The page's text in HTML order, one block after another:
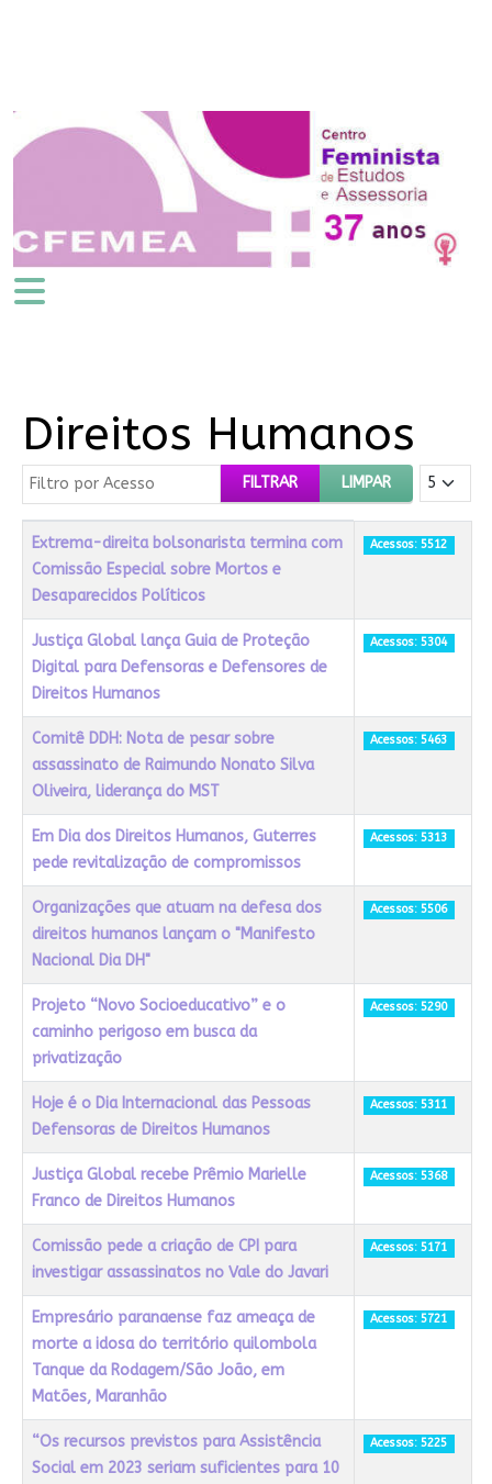
Direitos Humanos
Filtro por Acesso FILTRAR LIMPAR Mostrar #
Título Acessos
Extrema-direita bolsonarista termina com
Comissão Especial sobre Mortos e
Desaparecidos Políticos
Acessos: 5512
Justiça Global lança Guia de Proteção
Digital para Defensoras e Defensores de
Direitos Humanos
Acessos: 5304
Comitê DDH: Nota de pesar sobre
assassinato de Raimundo Nonato Silva
Oliveira, liderança do MST
Acessos: 5463
Em Dia dos Direitos Humanos, Guterres
pede revitalização de compromissos
Acessos: 5313
Organizações que atuam na defesa dos
direitos humanos lançam o "Manifesto
Nacional Dia DH"
Acessos: 5506
Projeto “Novo Socioeducativo” e o
caminho perigoso em busca da
privatização
Acessos: 5290
Hoje é o Dia Internacional das Pessoas
Defensoras de Direitos Humanos
Acessos: 5311
Justiça Global recebe Prêmio Marielle
Franco de Direitos Humanos
Acessos: 5368
Comissão pede a criação de CPI para
investigar assassinatos no Vale do Javari
Acessos: 5171
Empresário paranaense faz ameaça de
morte a idosa do território quilombola
Tanque da Rodagem/São João, em
Matões, Maranhão
Acessos: 5721
“Os recursos previstos para Assistência
Social em 2023 seriam suficientes para 10
Acessos: 5225